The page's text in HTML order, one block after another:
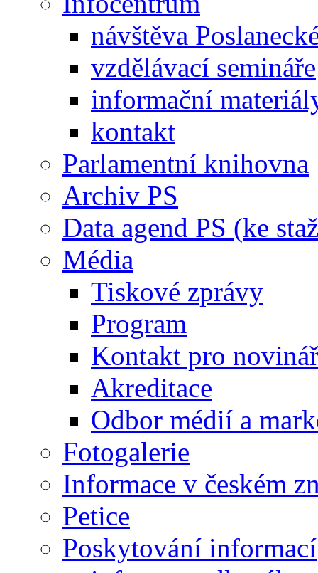
návštěva
vzdělávací semináře
informační
kontakt
Parlamentní knihovna
Archiv PS
Data agend PS (ke
Média
Tiskové zprávy
Program
Kontakt pro
Akreditace
Odbor médií a
Fotogalerie
Informace v českém
Petice
Poskytování informací